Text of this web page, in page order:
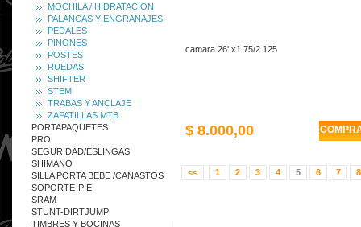
MOCHILA / HIDRATACION
PALANCAS Y ENGRANAJES
PEDALES
PINONES
POSTES
RUEDAS
SHIFTER
STEM
TRABAS Y ANCLAJE
ZAPATILLAS MTB
PORTAPAQUETES
PRO
SEGURIDAD/ESLINGAS
SHIMANO
SILLA PORTA BEBE /CANASTOS
SOPORTE-PIE
SRAM
STUNT-DIRTJUMP
TIMBRES Y BOCINAS
camara 26' x1.75/2.125
$ 8.000,00
<< 1 2 3 4 5 6 7 8